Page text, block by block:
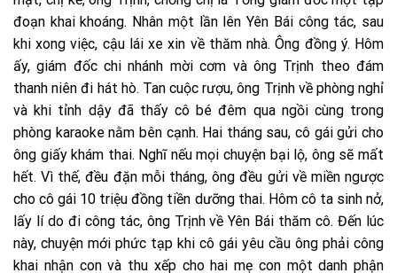
đoạn khai khoáng. Nhân một lần lên Yên Bái công tác, sau
khi xong việc, cậu lái xe xin về thăm nhà. Ông đồng ý. Hôm
ấy, giám đốc chi nhánh mời cơm và ông Trịnh theo đám
thanh niên đi hát hò. Tan cuộc rượu, ông Trịnh về phòng nghỉ
và khi tỉnh dậy đã thấy cô bé đêm qua ngồi cùng trong
phòng karaoke nằm bên cạnh. Hai tháng sau, cô gái gửi cho
ông giấy khám thai. Nghĩ nếu mọi chuyện bại lộ, ông sẽ mất
hết. Vì thế, đều đặn mỗi tháng, ông đều gửi về miền ngược
cho cô gái 10 triệu đồng tiền dưỡng thai. Hôm cô ta sinh nở,
lấy lí do đi công tác, ông Trịnh về Yên Bái thăm cô. Đến lúc
này, chuyện mới phức tạp khi cô gái yêu cầu ông phải công
khai nhận con và thu xếp cho hai mẹ con một danh phận